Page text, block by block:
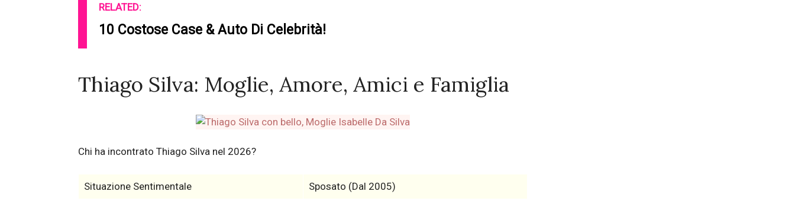
RELATED:
10 Costose Case & Auto Di Celebrità!
Thiago Silva: Moglie, Amore, Amici e Famiglia
Chi ha incontrato Thiago Silva nel 2026?
Situazione Sentimentale Sposato (Dal 2005)